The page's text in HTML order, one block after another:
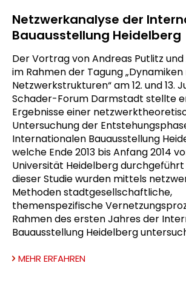
Netzwerkanalyse der
Bauausstellung Heidelberg
Der Vortrag von Andreas Putlitz
im Rahmen der Tagung
Netzwerkstrukturen“ am 12. und 13.
Schader-Forum Darmstadt stellte
Ergebnisse einer
Untersuchung der
Internationalen Bauausstellung
welche Ende 2013 bis Anfang 2014
Universität Heidelberg durchgeführt
dieser Studie wurden mittels
Methoden stadtgesellschaftliche,
themenspezifische
Rahmen des ersten Jahres der
Bauausstellung Heidelberg
MEHR ERFAHREN